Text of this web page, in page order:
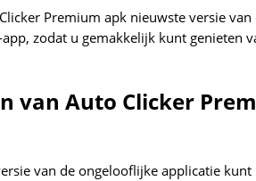
Premium apk nieuwste versie
app, zodat u gemakkelijk kunt genieten
van Auto Clicker
van de ongelooflijke applicatie